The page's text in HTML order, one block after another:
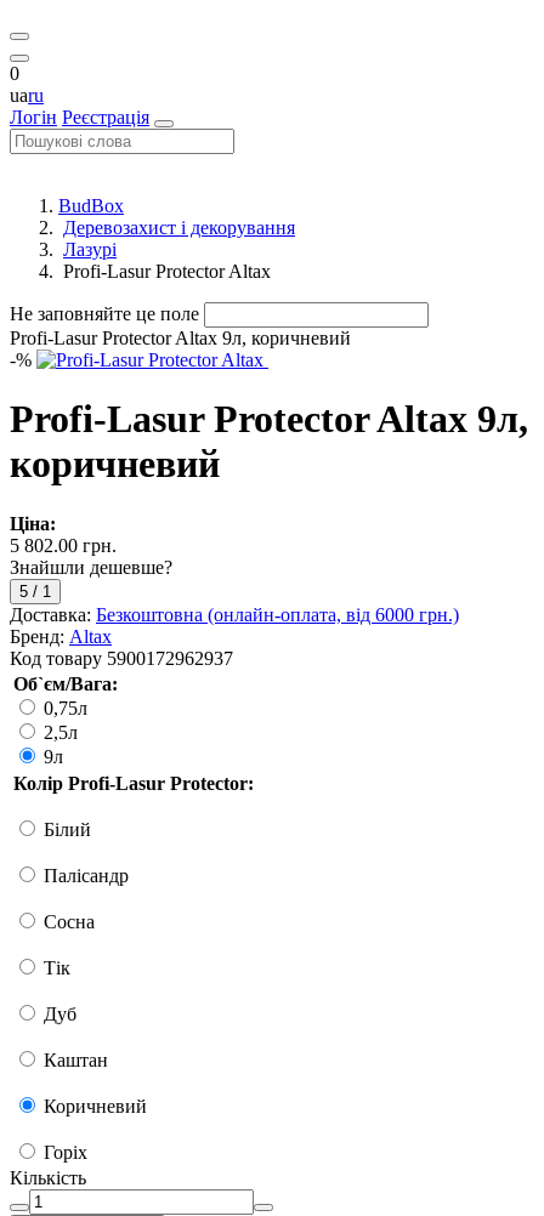
0
uaru
Логін Реєстрація
BudBox
Деревозахист і декорування
Лазурі
Profi-Lasur Protector Altax
Не заповняйте це поле
Profi-Lasur Protector Altax 9л, коричневий
-%
Profi-Lasur Protector Altax 9л,
коричневий
Ціна:
5 802.00 грн.
Знайшли дешевше?
5 / 1
Доставка: Безкоштовна (онлайн-оплата, від 6000 грн.)
Бренд: Altax
Код товару 5900172962937
Об`єм/Вага:
0,75л
2,5л
9л
Колір Profi-Lasur Protector:
Білий
Палісандр
Сосна
Тік
Дуб
Каштан
Коричневий
Горіх
Кількість